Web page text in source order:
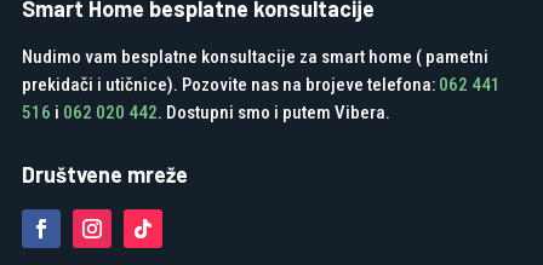
Smart Home besplatne konsultacije
Nudimo vam besplatne konsultacije za smart home ( pametni
prekidači i utičnice). Pozovite nas na brojeve telefona: 062 441
516 i 062 020 442. Dostupni smo i putem Vibera.
Društvene mreže